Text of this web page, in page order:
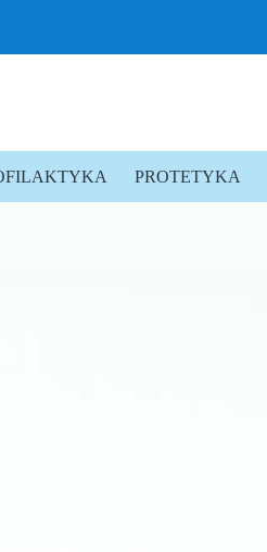
PROTETYKA